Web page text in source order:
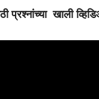
प्रश्नांच्या खाली